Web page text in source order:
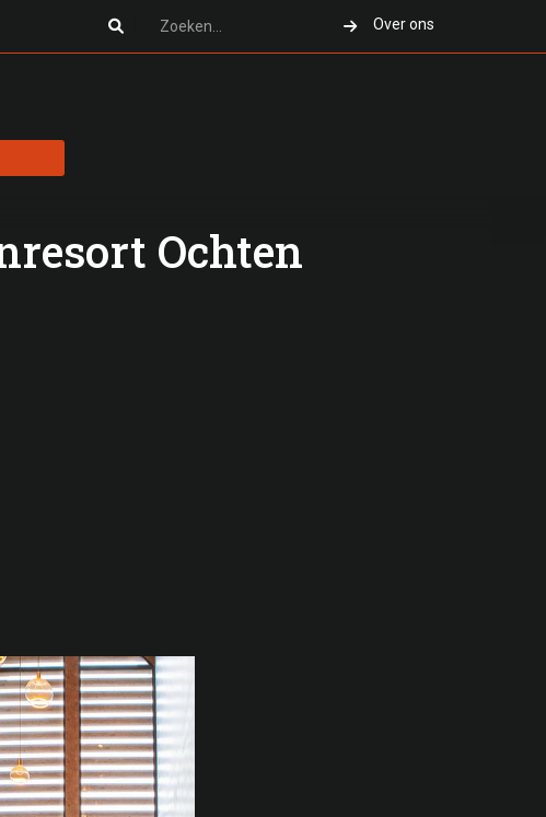
Over ons

Ochten